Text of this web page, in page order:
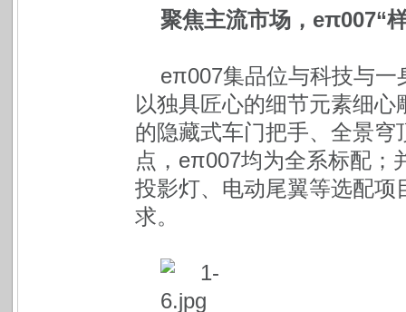
聚焦主流市场，eπ007“
eπ007集品位与科技与一
以独具匠心的细节元素细
的隐藏式车门把手、全景
点，eπ007均为全系标配；
投影灯、电动尾翼等选配
求。